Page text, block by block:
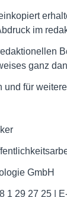
im
ganz
und für
GmbH
1 29 27 25 |